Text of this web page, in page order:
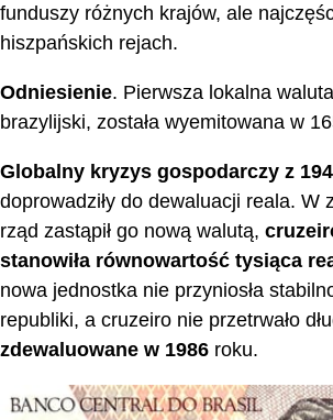
funduszy różnych krajów, ale
hiszpańskich rejach.
Odniesienie. Pierwsza lokalna
brazylijski, została wyemitowana w
Globalny kryzys gospodarczy z
doprowadziły do dewaluacji reala. W
rząd zastąpił go nową walutą,
stanowiła równowartość tysiąca
nowa jednostka nie przyniosła
republiki, a cruzeiro nie przetrwało
zdewaluowane w 1986 roku.